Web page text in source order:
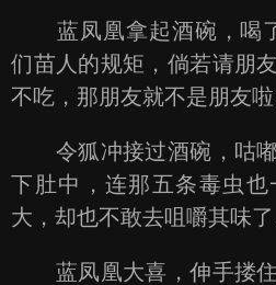
蓝凤凰拿起酒碗，喝
们苗人的规矩，倘若请朋
不吃，那朋友就不是朋友啦
令狐冲接过酒碗，咕嘟
下肚中，连那五条毒虫
大，却也不敢去咀嚼其味了
蓝凤凰大喜，伸手搂住